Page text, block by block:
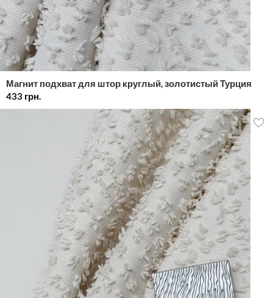
Магнит подхват для штор круглый, золотистый Турция
433 грн.